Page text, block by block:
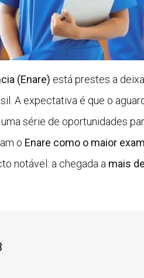
(Enare) está prestes a
A expectativa é que o
série de oportunidades
o Enare como o maior
notável: a chegada a mais